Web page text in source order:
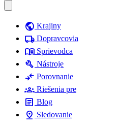
public Krajiny
local_shipping Dopravcovia
menu_book Sprievodca
build Nástroje
compare_arrows Porovnanie
groups Riešenia pre
article Blog
pin_drop Sledovanie